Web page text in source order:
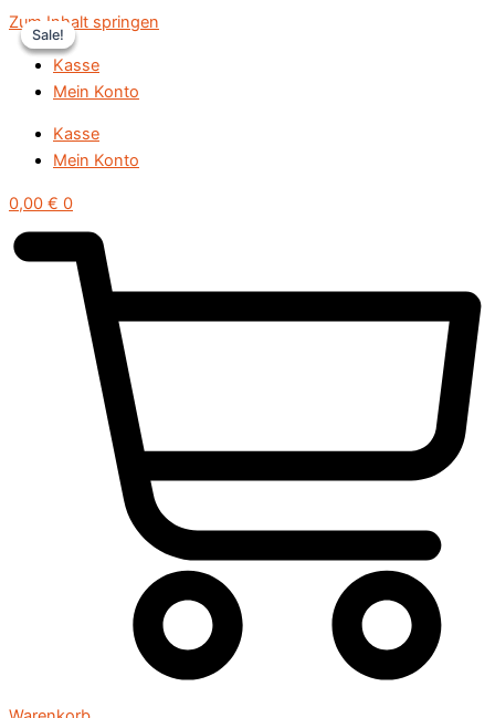
Zum Inhalt springen
Kasse
Mein Konto
Kasse
Mein Konto
0,00 € 0
Sale!
Sale!
Sale!